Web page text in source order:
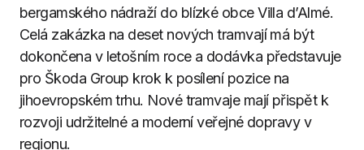
bergamského nádraží do blízké obce Villa d’Almé.
Celá zakázka na deset nových tramvají má být
dokončena v letošním roce a dodávka představuje
pro Škoda Group krok k posílení pozice na
jihoevropském trhu. Nové tramvaje mají přispět k
rozvoji udržitelné a moderní veřejné dopravy v
regionu.